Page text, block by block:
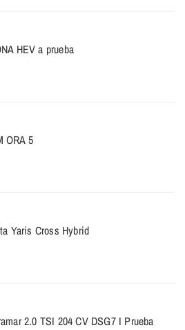
HEV a prueba
ORA 5
Yaris Cross Hybrid
2.0 TSI 204 CV DSG7 I Prueba